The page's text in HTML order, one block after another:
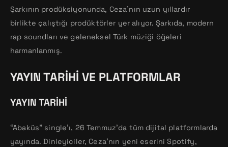
Şarkının prodüksiyonunda, Ceza’nın uzun yıllardır
birlikte çalıştığı prodüktörler yer alıyor. Şarkıda, modern
rap soundları ve geleneksel Türk müziği öğeleri
harmanlanmış.
YAYIN TARIHI VE PLATFORMLAR
YAYIN TARIHI
“Abaküs” single’ı, 26 Temmuz’da tüm dijital platformlarda
yayında. Dinleyiciler, Ceza’nın yeni eserini Spotify,